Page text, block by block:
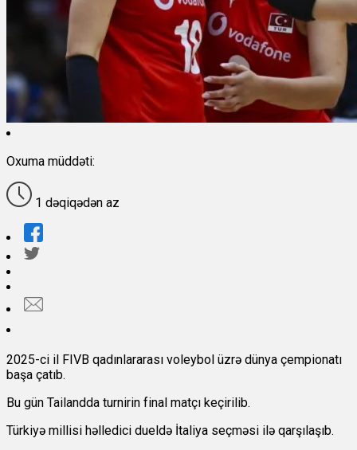
Oxuma müddəti:
1 dəqiqədən az
2025-ci il FIVB qadınlararası voleybol üzrə dünya çempionatı
başa çatıb.
Bu gün Tailandda turnirin final matçı keçirilib.
Türkiyə millisi həlledici dueldə İtaliya seçməsi ilə qarşılaşıb.